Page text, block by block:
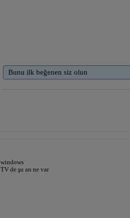
Bunu ilk beğenen siz olun
windows
TV de şu an ne var